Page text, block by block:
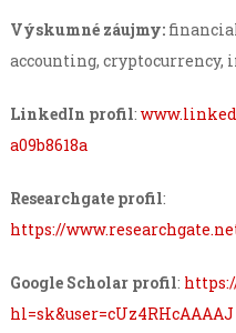
Výskumné záujmy:
accounting, cryptocurrency,
LinkedIn profil:
a09b8618a
Researchgate profil:
https://
Google Scholar profil:
hl=sk&user=cUz4RHcAAAAJ